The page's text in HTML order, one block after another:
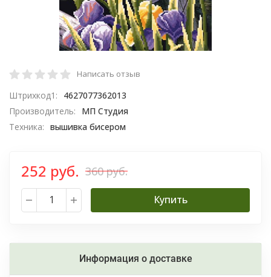
Написать отзыв
Штрихкод1:
4627077362013
Производитель:
МП Студия
Техника: вышивка бисером
252 руб. 360 руб.
Купить
Информация о доставке